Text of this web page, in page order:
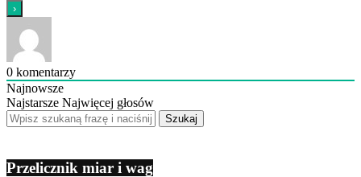
0 komentarzy
Najnowsze
Najstarsze Najwięcej głosów
Przelicznik miar i wag